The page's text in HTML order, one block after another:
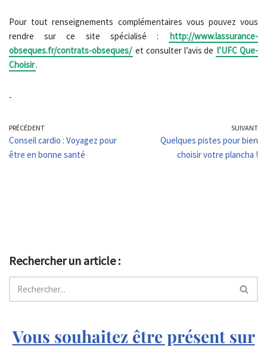
Pour tout renseignements complémentaires vous pouvez vous
rendre sur ce site spécialisé :
http://www.lassurance-
obseques.fr/contrats-obseques/ et consulter l’avis de l’UFC Que-
Choisir.
-
PRÉCÉDENT
Conseil cardio : Voyagez pour
être en bonne santé
SUIVANT
Quelques pistes pour bien
choisir votre plancha !
Rechercher un article :
Vous souhaitez être présent sur